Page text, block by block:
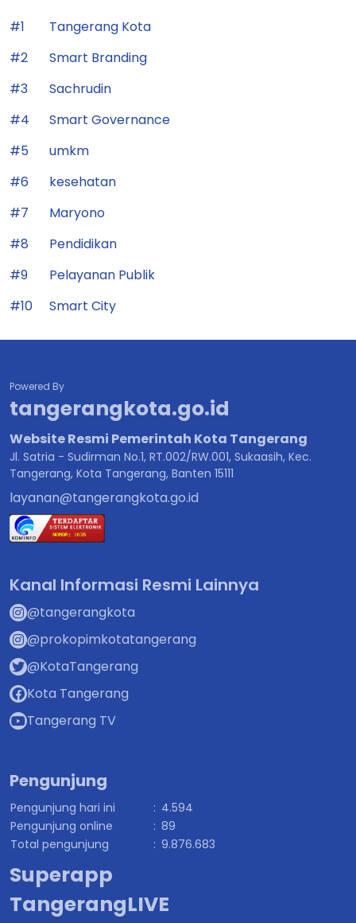
#1
Tangerang Kota
#2
Smart Branding
#3
Sachrudin
#4
Smart Governance
#5
umkm
#6
kesehatan
#7
Maryono
#8
Pendidikan
#9
Pelayanan Publik
#10
Smart City
Powered By
tangerangkota.go.id
Website Resmi Pemerintah Kota Tangerang
Jl. Satria - Sudirman No.1, RT.002/RW.001, Sukaasih, Kec.
Tangerang, Kota Tangerang, Banten 15111
layanan@tangerangkota.go.id
Kanal Informasi Resmi Lainnya
@tangerangkota
@prokopimkotatangerang
@KotaTangerang
Kota Tangerang
Tangerang TV
Pengunjung
Pengunjung hari ini : 4.594
Pengunjung online
: 89
Total pengunjung
: 9.876.683
Superapp
TangerangLIVE